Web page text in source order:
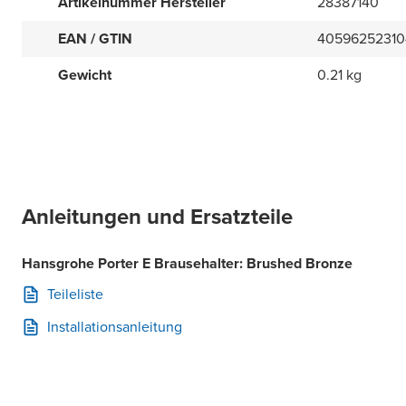
EAN / GTIN
Gewicht
0.21 kg
Anleitungen und Ersatzteile
Hansgrohe Porter E Brausehalter: Brushed Bronze
Teileliste
Installationsanleitung